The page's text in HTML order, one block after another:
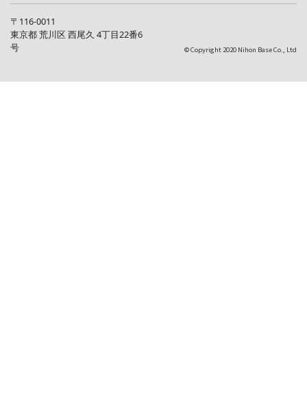
〒116-0011
東京都 荒川区 西尾久 4丁目22番6
号
© Copyright 2020 Nihon Base Co., Ltd